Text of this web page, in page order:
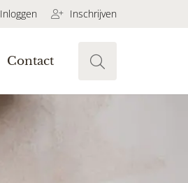
Inloggen Inschrijven
Contact